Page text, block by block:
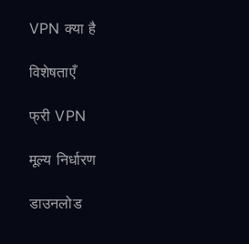
VPN क्या है
विशेषताएँ
फ्री VPN
मूल्य निर्धारण
डाउनलोड